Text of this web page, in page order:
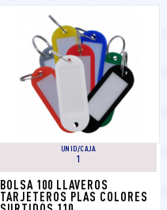
UNID/CAJA
1
BOLSA 100 LLAVEROS
TARJETEROS PLAS COLORES